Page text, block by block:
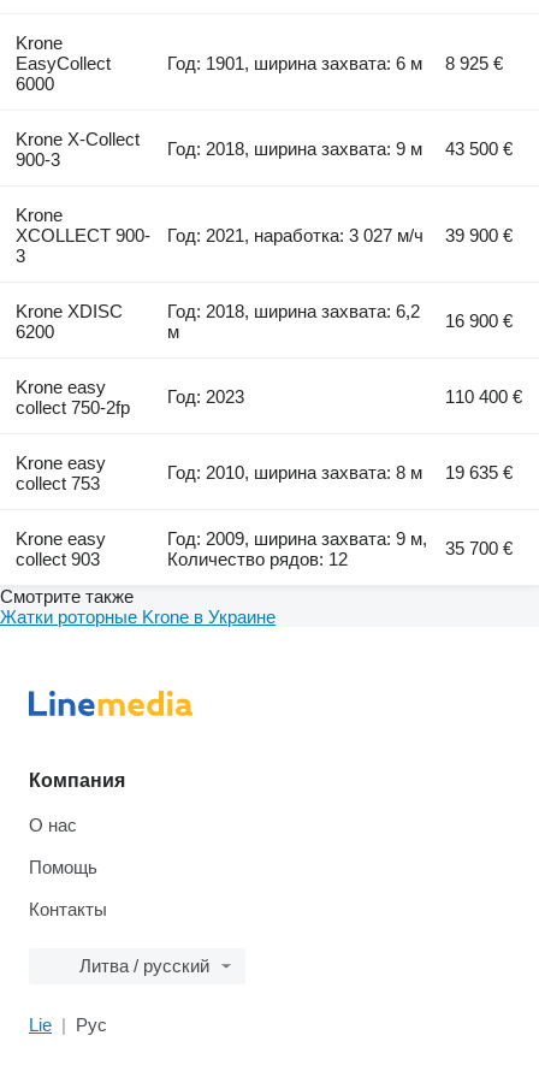
Krone
EasyCollect
6000
Год: 1901, ширина захвата: 6 м 8 925 €
Krone X-Collect
900-3
Год: 2018, ширина захвата: 9 м 43 500 €
Krone
XCOLLECT 900-
3
Год: 2021, наработка: 3 027 м/ч 39 900 €
Krone XDISC
6200
Год: 2018, ширина захвата: 6,2
м
16 900 €
Krone easy
collect 750-2fp
Год: 2023 110 400 €
Krone easy
collect 753
Год: 2010, ширина захвата: 8 м 19 635 €
Krone easy
collect 903
Год: 2009, ширина захвата: 9 м,
Количество рядов: 12
35 700 €
Смотрите также
Жатки роторные Krone в Украине
Компания
О нас
Помощь
Контакты
Литва / русский
Lie Рус